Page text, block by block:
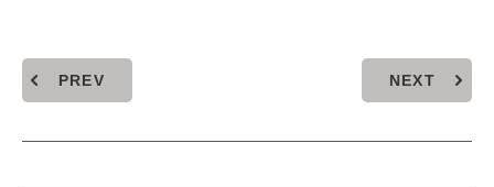
PREV NEXT